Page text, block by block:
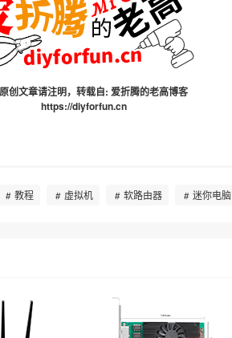
创文章请注明，转载自: 爱折腾的老高博客
https://diyforfun.cn
教程 虚拟机 软路由器 迷你电脑